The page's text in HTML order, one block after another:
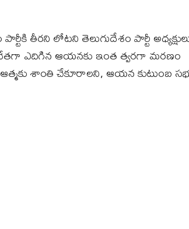
తీరని లోటని తెలుగుదేశం పార్టీ
ఎదిగిన ఆయనకు ఇంత త్వరగా మరణం
శాంతి చేకూరాలని, ఆయన కుటుంబ